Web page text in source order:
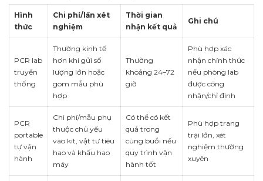
Hình
thức
Chi phí/lần xét
nghiệm
Thời gian
nhận kết quả
Ghi chú
PCR lab
truyền
thống
Thường kinh tế
hơn khi gửi số
lượng lớn hoặc
gom mẫu phù
hợp
Thường
khoảng 24–72
giờ
Phù hợp xác
nhận chính thức
nếu phòng lab
được công
nhận/chỉ định
PCR
portable
tự vận
hành
Chi phí/mẫu phụ
thuộc chủ yếu
vào kit, vật tư tiêu
hao và khấu hao
máy
Có thể có kết
quả trong
cùng buổi nếu
quy trình vận
hành tốt
Phù hợp trang
trại lớn, xét
nghiệm thường
xuyên